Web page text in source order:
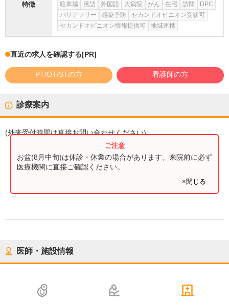
特徴
駐車場
英語 外国語 大病院 がん 在宅 訪問
DPC
バリアフリー
感染予防
セカンドオピニオン受診可
セカンドオピニオン情報提供可
地域連携
直近の求人を確認する[PR]
PT/OT/STの方 看護師の方
診療案内
(外来受付時間は直接お問い合わせください)
お盆(8月中旬)は休診・休業の場合があります。来院前に必ず
医療機関に直接ご確認ください。
×閉じる
医師・施設情報